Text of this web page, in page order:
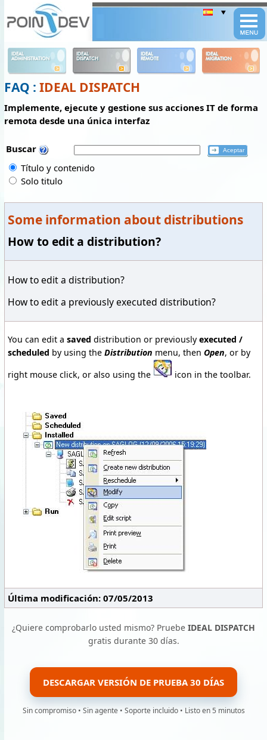
IDEAL
ADMINISTRATION
IDEAL
DISPATCH
IDEAL
REMOTE
IDEAL
MIGRATION
FAQ : IDEAL DISPATCH
Implemente, ejecute y gestione sus acciones IT de forma
remota desde una única interfaz
Buscar
Título y contenido
Solo titulo
Some information about distributions
How to edit a distribution?
How to edit a distribution?
How to edit a previously executed distribution?
You can edit a saved distribution or previously executed /
scheduled by using the Distribution menu, then Open, or by
right mouse click, or also using the
icon in the toolbar.
Última modificación: 07/05/2013
¿Quiere comprobarlo usted mismo? Pruebe IDEAL DISPATCH
gratis durante 30 días.
DESCARGAR VERSIÓN DE PRUEBA 30 DÍAS
Sin compromiso • Sin agente • Soporte incluido • Listo en 5 minutos
Panneau de gestion des cookies